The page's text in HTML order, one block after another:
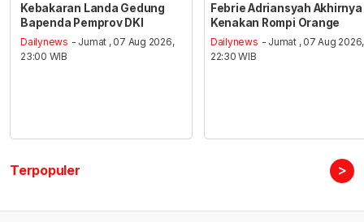
Kebakaran Landa Gedung
Bapenda Pemprov DKI
Dailynews - Jumat , 07 Aug 2026,
23:00 WIB
Febrie Adriansyah Akhirnya
Kenakan Rompi Orange
Dailynews - Jumat , 07 Aug 2026,
22:30 WIB
Terpopuler >